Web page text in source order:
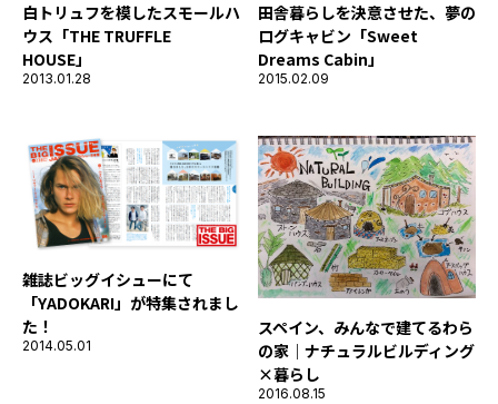
白トリュフを模したスモールハ
ウス「THE TRUFFLE
HOUSE」
2013.01.28
田舎暮らしを決意させた、夢の
ログキャビン「Sweet
Dreams Cabin」
2015.02.09
雑誌ビッグイシューにて
「YADOKARI」が特集されまし
た！
2014.05.01
スペイン、みんなで建てるわら
の家｜ナチュラルビルディング
×暮らし
2016.08.15